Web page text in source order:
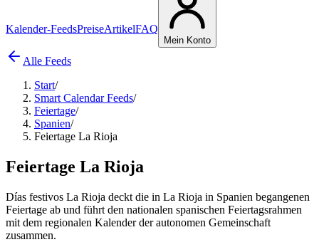
Kalender-FeedsPreiseArtikelFAQ
Mein Konto
Alle Feeds
Start/
Smart Calendar Feeds/
Feiertage/
Spanien/
Feiertage La Rioja
Feiertage La Rioja
Días festivos La Rioja deckt die in La Rioja in Spanien begangenen
Feiertage ab und führt den nationalen spanischen Feiertagsrahmen
mit dem regionalen Kalender der autonomen Gemeinschaft
zusammen.